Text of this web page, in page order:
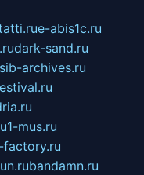
e-abis1c.ru
dark-sand.ru
sib-archives.ru
1-mus.ru
factory.ru
bandamn.ru